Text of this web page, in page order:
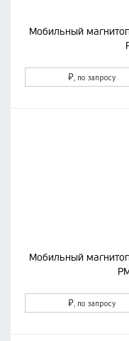
Мобильный
₽, по запросу
Мобильный
₽, по запросу